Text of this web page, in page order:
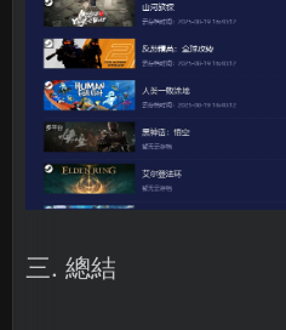
三. 總結